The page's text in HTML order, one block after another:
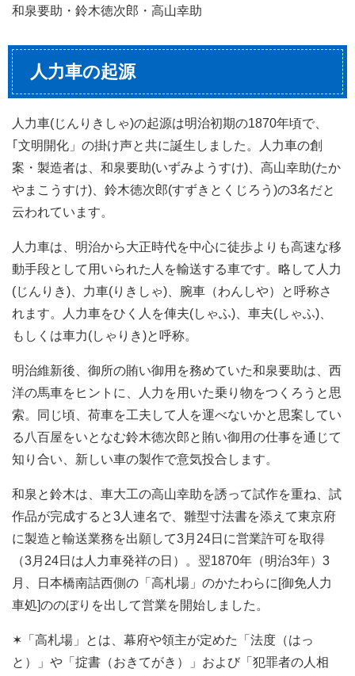
和泉要助・鈴木徳次郎・高山幸助
人力車の起源
人力車(じんりきしゃ)の起源は明治初期の1870年頃で、
｢文明開化」の掛け声と共に誕生しました。人力車の創
案・製造者は、和泉要助(いずみようすけ)、高山幸助(たか
やまこうすけ)、鈴木徳次郎(すずきとくじろう)の3名だと
云われています。
人力車は、明治から大正時代を中心に徒歩よりも高速な移
動手段として用いられた人を輸送する車です。略して人力
(じんりき)、力車(りきしゃ)、腕車（わんしや）と呼称さ
れます。人力車をひく人を俥夫(しゃふ)、車夫(しゃふ)、
もしくは車力(しゃりき)と呼称。
明治維新後、御所の賄い御用を務めていた和泉要助は、西
洋の馬車をヒントに、人力を用いた乗り物をつくろうと思
索。同じ頃、荷車を工夫して人を運べないかと思案してい
る八百屋をいとなむ鈴木徳次郎と賄い御用の仕事を通じて
知り合い、新しい車の製作で意気投合します。
和泉と鈴木は、車大工の高山幸助を誘って試作を重ね、試
作品が完成すると3人連名で、雛型寸法書を添えて東京府
に製造と輸送業務を出願して3月24日に営業許可を取得
（3月24日は人力車発祥の日）。翌1870年（明治3年）3
月、日本橋南詰西側の「高札場」のかたわらに[御免人力
車処]ののぼりを出して営業を開始しました。
✶「高札場」とは、幕府や領主が定めた「法度（はっ
と）」や「掟書（おきてがき）」および「犯罪者の人相